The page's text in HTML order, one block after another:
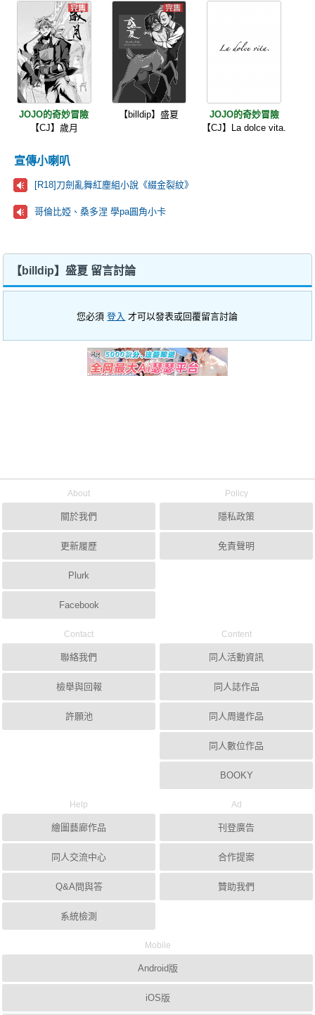
JOJO的奇妙冒險
【CJ】歲月
【billdip】盛夏
JOJO的奇妙冒險
【CJ】La dolce vita.
宣傳小喇叭
[R18]刀劍亂舞紅塵組小說《綴金裂紋》
哥倫比婭、桑多涅 學pa圓角小卡
【billdip】盛夏 留言討論
您必須登入 才可以發表或回覆留言討論
About
關於我們
更新履歷
Plurk
Facebook
Policy
隱私政策
免責聲明
Contact
聯絡我們
檢舉與回報
許願池
Content
同人活動資訊
同人誌作品
同人周邊作品
同人數位作品
BOOKY
Help
繪圖藝廊作品
同人交流中心
Q&A問與答
系統檢測
Ad
刊登廣告
合作提案
贊助我們
Mobile
Android版
iOS版